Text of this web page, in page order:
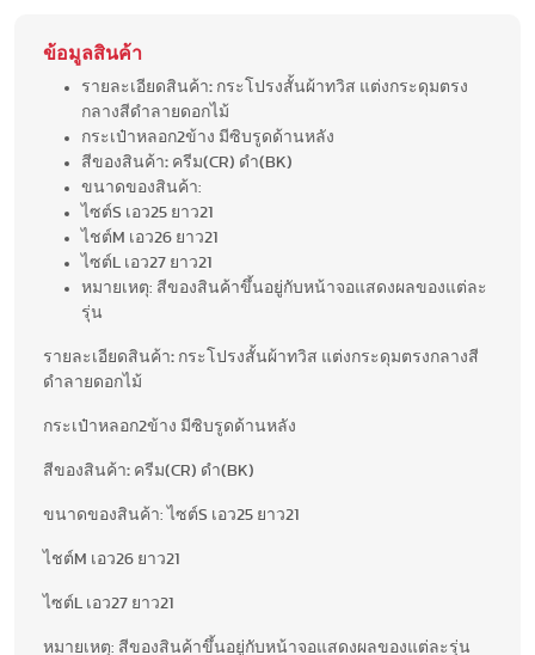
ข้อมูลสินค้า
รายละเอียดสินค้า: กระโปรงสั้นผ้าทวิส แต่งกระดุมตรง
กลางสีดำลายดอกไม้
กระเป๋าหลอก2ข้าง มีซิบรูดด้านหลัง
สีของสินค้า: ครีม(CR) ดำ(BK)
ขนาดของสินค้า:
ไซต์S เอว25 ยาว21
ไชต์M เอว26 ยาว21
ไซต์L เอว27 ยาว21
หมายเหตุ: สีของสินค้าขึ้นอยู่กับหน้าจอแสดงผลของแต่ละ
รุ่น
รายละเอียดสินค้า: กระโปรงสั้นผ้าทวิส แต่งกระดุมตรงกลางสี
ดำลายดอกไม้
กระเป๋าหลอก2ข้าง มีซิบรูดด้านหลัง
สีของสินค้า: ครีม(CR) ดำ(BK)
ขนาดของสินค้า: ไซต์S เอว25 ยาว21
ไชต์M เอว26 ยาว21
ไซต์L เอว27 ยาว21
หมายเหตุ: สีของสินค้าขึ้นอยู่กับหน้าจอแสดงผลของแต่ละรุ่น